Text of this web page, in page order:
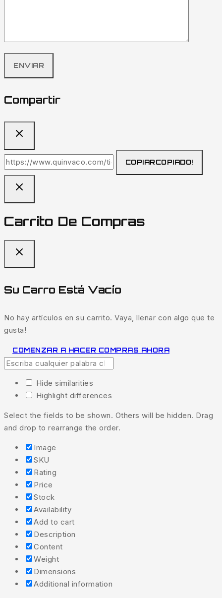
Compartir
COPIARCOPIADO!
Carrito De Compras
Su Carro Está Vacío
No hay artículos en su carrito. Vaya, llenar con algo que te
gusta!
COMENZAR A HACER COMPRAS AHORA
Hide similarities
Highlight differences
Select the fields to be shown. Others will be hidden. Drag
and drop to rearrange the order.
Image
SKU
Rating
Price
Stock
Availability
Add to cart
Description
Content
Weight
Dimensions
Additional information